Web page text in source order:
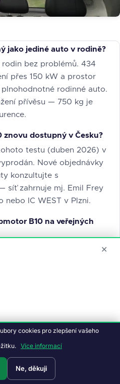
jako jediné auto v rodině?
bez problémů. 434
přes 150 kW a prostor
rodinné auto.
přívěsu — 750 kg je
znovu dostupný v Česku?
testu (duben 2026) v
Nové objednávky
konzultujte s
síť zahrnuje mj. Emil Frey
nebo IC WEST v Plzni.
B10 na veřejných
výkonem až 168 kW a AC
✕
cookies pro zlepšení vašeho
Více informací
Ne, děkuji